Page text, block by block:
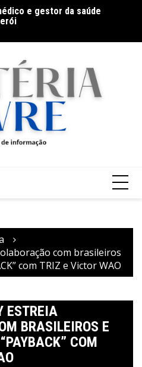
está vendo
com brasileiros
com TRIZ e Victor WAO
ESTREIA
BRASILEIROS E
COM